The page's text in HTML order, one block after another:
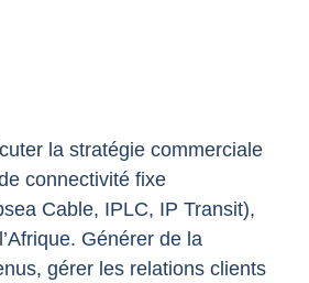
la stratégie commerciale
connectivité fixe
Cable, IPLC, IP Transit),
Générer de la
gérer les relations clients